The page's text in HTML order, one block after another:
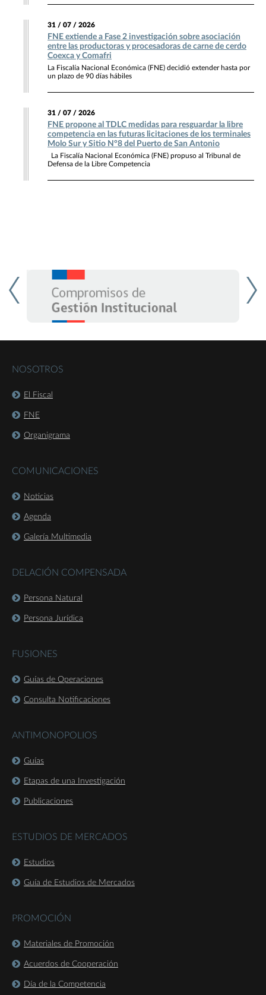
31 / 07 / 2026
FNE extiende a Fase 2 investigación sobre asociación
entre las productoras y procesadoras de carne de cerdo
Coexca y Comafri
La Fiscalía Nacional Económica (FNE) decidió extender hasta por
un plazo de 90 días hábiles
31 / 07 / 2026
FNE propone al TDLC medidas para resguardar la libre
competencia en las futuras licitaciones de los terminales
Molo Sur y Sitio N°8 del Puerto de San Antonio
La Fiscalía Nacional Económica (FNE) propuso al Tribunal de
Defensa de la Libre Competencia
NOSOTROS
El Fiscal
FNE
Organigrama
COMUNICACIONES
Noticias
Agenda
Galería Multimedia
DELACIÓN COMPENSADA
Persona Natural
Persona Jurídica
FUSIONES
Guías de Operaciones
Consulta Notificaciones
ANTIMONOPOLIOS
Guías
Etapas de una Investigación
Publicaciones
ESTUDIOS DE MERCADOS
Estudios
Guía de Estudios de Mercados
PROMOCIÓN
Materiales de Promoción
Acuerdos de Cooperación
Día de la Competencia